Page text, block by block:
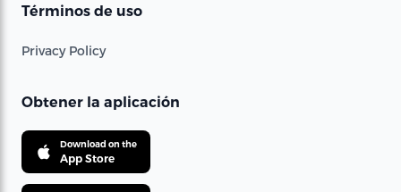
Términos de uso
Privacy Policy
Obtener la aplicación
Download on the
App Store